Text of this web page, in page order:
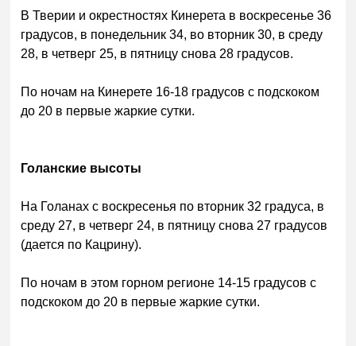
В Тверии и окрестностях Кинерета в воскресенье 36
градусов, в понедельник 34, во вторник 30, в среду
28, в четверг 25, в пятницу снова 28 градусов.
По ночам на Кинерете 16-18 градусов с подскоком
до 20 в первые жаркие сутки.
Голанские высоты
На Голанах с воскресенья по вторник 32 градуса, в
среду 27, в четверг 24, в пятницу снова 27 градусов
(дается по Кацрину).
По ночам в этом горном регионе 14-15 градусов с
подскоком до 20 в первые жаркие сутки.